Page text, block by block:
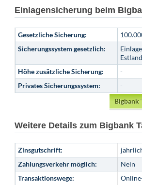
Einlagensicherung beim
Gesetzliche Sicherung:
Sicherungssystem gesetzlich:
Höhe zusätzliche Sicherung:
-
Privates Sicherungssystem:
-
Bigbank
Weitere Details zum Bigbank
Zinsgutschrift:
Zahlungsverkehr möglich:
Nein
Transaktionswege: